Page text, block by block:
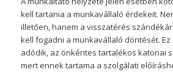
kell tartania a munkavállaló érdekeit.
illetően, hanem a visszatérés
kell fogadni a munkavállaló döntését. Ez
adódik, az önkéntes tartalékos katonai
mert ennek tartama a szolgálati